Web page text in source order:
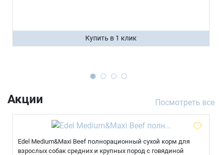
Купить в 1 клик
Акции Посмотреть все
Edel Medium&Maxi Beef полнорационный сухой корм для
взрослых собак средних и крупных пород с говядиной